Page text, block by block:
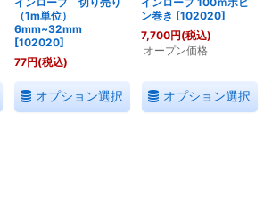
（1m単位）
6mm~32mm
[102020]
77円(税込)
オプション選択
ン巻き [102020]
7,700円(税込)
オープン価格
オプション選択